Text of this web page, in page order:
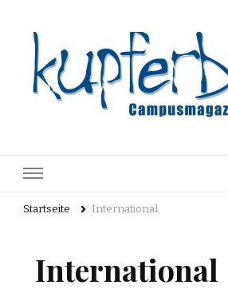
Archiv
Startseite International
International